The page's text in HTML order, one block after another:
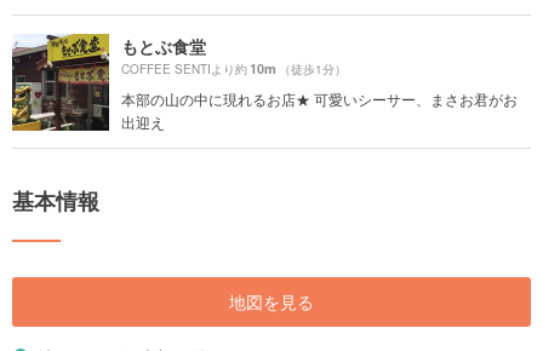
もとぶ食堂
COFFEE SENTIより約10m （徒歩1分）
本部の山の中に現れるお店★ 可愛いシーサー、まさお君がお
出迎え
基本情報
地図を見る